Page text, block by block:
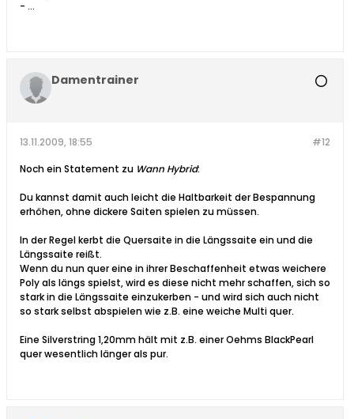
- ...
Damentrainer
#12
13.11.2009, 18:55
Noch ein Statement zu Wann Hybrid:
Du kannst damit auch leicht die Haltbarkeit der Bespannung
erhöhen, ohne dickere Saiten spielen zu müssen.
In der Regel kerbt die Quersaite in die Längssaite ein und die
Längssaite reißt.
Wenn du nun quer eine in ihrer Beschaffenheit etwas weichere
Poly als längs spielst, wird es diese nicht mehr schaffen, sich so
stark in die Längssaite einzukerben - und wird sich auch nicht
so stark selbst abspielen wie z.B. eine weiche Multi quer.
Eine Silverstring 1,20mm hält mit z.B. einer Oehms BlackPearl
quer wesentlich länger als pur.